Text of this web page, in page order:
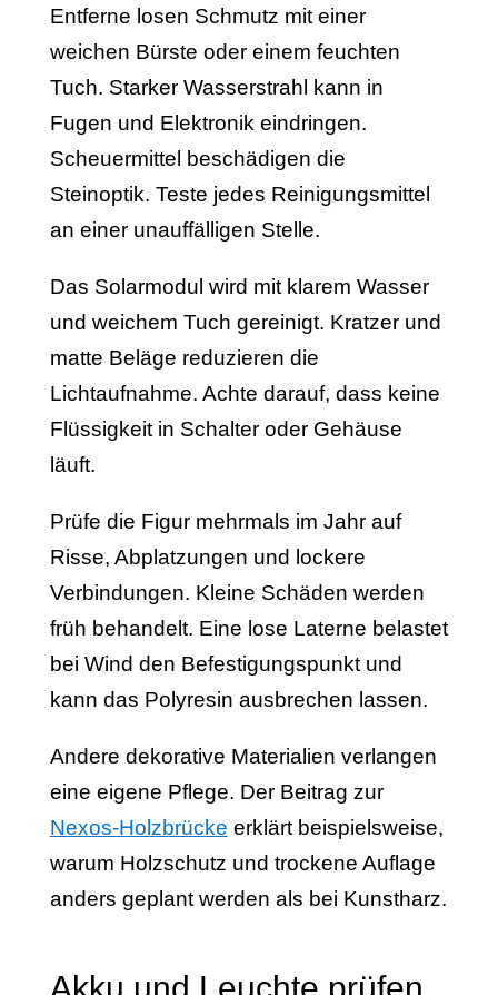
Entferne losen Schmutz mit einer
weichen Bürste oder einem feuchten
Tuch. Starker Wasserstrahl kann in
Fugen und Elektronik eindringen.
Scheuermittel beschädigen die
Steinoptik. Teste jedes Reinigungsmittel
an einer unauffälligen Stelle.
Das Solarmodul wird mit klarem Wasser
und weichem Tuch gereinigt. Kratzer und
matte Beläge reduzieren die
Lichtaufnahme. Achte darauf, dass keine
Flüssigkeit in Schalter oder Gehäuse
läuft.
Prüfe die Figur mehrmals im Jahr auf
Risse, Abplatzungen und lockere
Verbindungen. Kleine Schäden werden
früh behandelt. Eine lose Laterne belastet
bei Wind den Befestigungspunkt und
kann das Polyresin ausbrechen lassen.
Andere dekorative Materialien verlangen
eine eigene Pflege. Der Beitrag zur
Nexos-Holzbrücke erklärt beispielsweise,
warum Holzschutz und trockene Auflage
anders geplant werden als bei Kunstharz.